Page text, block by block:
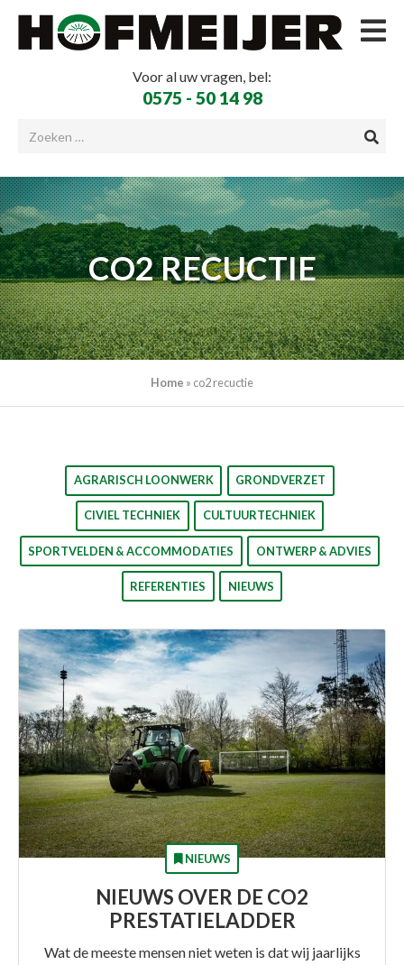
Voor al uw vragen, bel:
0575 - 50 14 98
CO2 RECUCTIE
Home » co2 recuctie
AGRARISCH LOONWERK GRONDVERZET
CIVIEL TECHNIEK CULTUURTECHNIEK
SPORTVELDEN & ACCOMMODATIES ONTWERP & ADVIES
REFERENTIES NIEUWS
NIEUWS
NIEUWS OVER DE CO2
PRESTATIELADDER
Wat de meeste mensen niet weten is dat wij jaarlijks